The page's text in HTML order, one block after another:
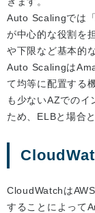
Auto Scalingでは
が中心的な役割を
や下限など基本的
Auto Scalingは
て均等に配置する
も少ないAZでのイ
ため、ELBと場合
CloudWatchは
することによって